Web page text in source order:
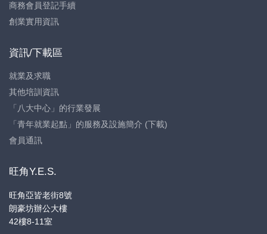
商務會員登記手續
創業實用資訊
資訊/下載區
就業及求職
其他培訓資訊
「八大中心」的行業發展
「青年就業起點」的服務及設施簡介 (下載)
會員通訊
旺角Y.E.S.
旺角亞皆老街8號
朗豪坊辦公大樓
42樓8-11室